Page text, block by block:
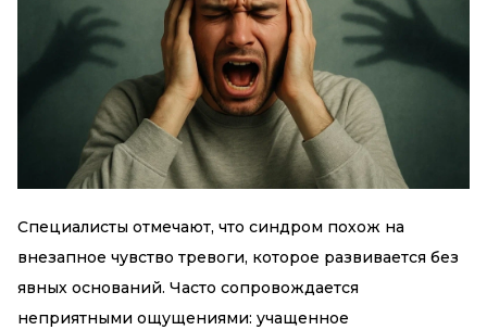
Специалисты отмечают, что синдром похож на
внезапное чувство тревоги, которое развивается без
явных оснований. Часто сопровождается
неприятными ощущениями: учащенное